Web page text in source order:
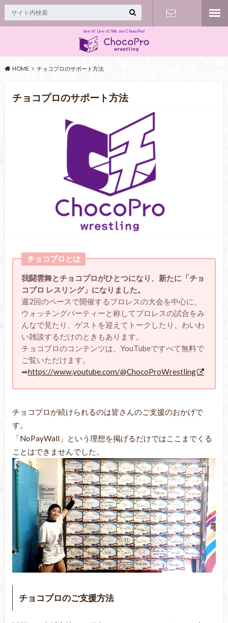
See it! Live it! We are ChocoPro!
HOME チョコプロのサポート方法
チョコプロのサポート方法
チョコプロとは
我闘雲舞とチョコプロがひとつになり、新たに「チョ
コプロ レスリング」になりました。
週2回のペースで開催するプロレスの大会を中心に、
ウォッチングパーティーと称してプロレスの試合をみ
んなで見たり、ゲストを迎えてトークしたり、わいわ
い雑談するだけのときもあります。
チョコプロのコンテンツは、YouTubeですべて無料で
ご覧いただけます。
➡https://www.youtube.com/@ChocoProWrestling
チョコプロが続けられるのは皆さんのご支援のおかげで
す。
「NoPayWall」という理想を掲げるだけではここまでくる
ことはできませんでした。
チョコプロのご支援方法